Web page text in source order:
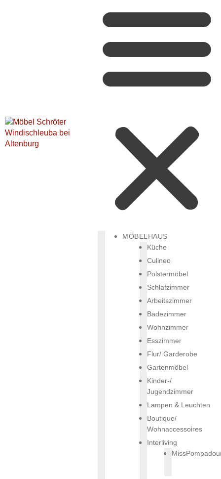
MÖBELHAUS
Küche
Culineo
Polstermöbel
Schlafzimmer
Arbeitszimmer
Badezimmer
Wohnzimmer
Esszimmer
Flur/ Garderobe
Gartenmöbel
Kinder-/
Jugendzimmer
Lampen & Leuchten
Boutique/
Wohnaccessoires
Interliving